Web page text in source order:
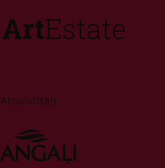
Atbalstītāji